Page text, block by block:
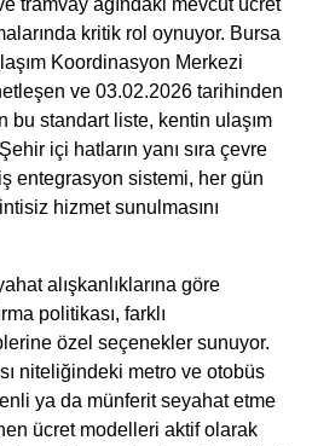
kritik rol oynuyor. Bursa
Koordinasyon Merkezi
ve 03.02.2026 tarihinden
bu standart liste, kentin ulaşım
içi hatların yanı sıra çevre
entegrasyon sistemi, her gün
hizmet sunulmasını
alışkanlıklarına göre
politikası, farklı
özel seçenekler sunuyor.
niteliğindeki metro ve otobüs
ya da münferit seyahat etme
ücret modelleri aktif olarak